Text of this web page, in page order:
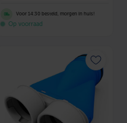
Voor 14:30 besteld, morgen in huis!
Op voorraad